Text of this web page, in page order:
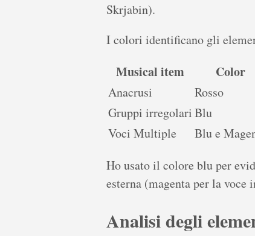
Skrjabin).
I colori identificano gli
Musical item Color
Anacrusi
Rosso
Gruppi irregolariBlu
Voci Multiple
Blu e
Ho usato il colore blu per
esterna (magenta per la voce
Analisi degli